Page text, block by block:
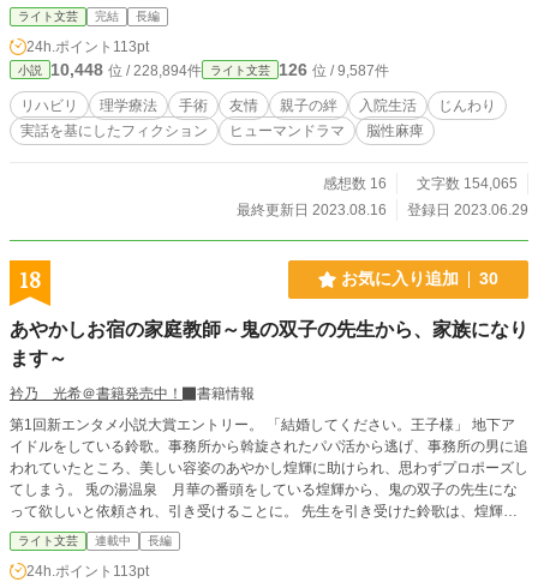
を歩けば見ず知らずの人に不思議な目で見られることもあ
る。 それでもコウキは、日々前向きに生きていた。 「手術
を受けてみない？」 ある日、母の一言がきっかけでコウキ
は【選択的脊髄後根遮断術（SDR）】という手術の存在を知
る。 病院で詳しい話を聞くと、その手術は想像以上に大が
かりで、入院が二カ月以上も必要とのこと。 しかし術後
のリハビリをこなしていけば、今よりも歩行が安定する可能
がなければ基本的に外を出歩けないコウキは、ひとつの希望
として手術を受けることにした。 保育園の時から付き合い
ながら、力強く二本脚で立つ猫のキーホルダーだった。 ひ
とつ葉のクローバーの花言葉は『困難に打ち勝つ』。 コウ
コウキとユナは、いつか自由気ままに二人で町の中を散歩
がえのない友との出会い、親子の絆、少年少女の成長を描い
た、ヒューマンストーリー。 ※この物語は実話を基にしたフ
ィクションです。 登場する一部の人物や施設は実在するも
のをモデルにしていますが、設定や名称等ストーリーの大部
分を脚色しています。 また、物語上で行われる手術「選択
的脊髄後根遮断術（SDR）」を受ける推奨年齢は平均五歳前
後とされております。医師の意見や見解、該当者の年齢、障
害の重さや特徴等によって、検査やリハビリ治療の内容に個
人差があります。 物語に登場する主人公の私生活等は、全
ライト文芸 完結 長編
24h.ポイント 113pt
小説 10,448 位 / 228,894件 ライト文芸 126 位 / 9,587件
リハビリ 理学療法 手術 友情 親子の絆 入院生活
じんわり
実話を基にしたフィクション
ヒューマンドラマ 脳性麻痺
感想数 16
文字数 154,065
最終更新日 2023.08.16
登録日 2023.06.29
18 お気に入り追加 30
あやかしお宿の家庭教師～鬼の双子の先生から、家族になり
ます～
衿乃 光希＠書籍発売中！
書籍情報
第1回新エンタメ小説大賞エントリー。 「結婚してください。王子様」 地下ア
イドルをしている鈴歌。事務所から斡旋されたパパ活から逃げ、事務所の男に追
われていたところ、美しい容姿のあやかし煌輝に助けられ、思わずプロポーズし
てしまう。 兎の湯温泉 月華の番頭をしている煌輝から、鬼の双子の先生にな
って欲しいと依頼され、引き受けることに。 先生を引き受けた鈴歌は、煌輝に
「一緒にお願いします」と条件をつけた。 引き受けた煌輝と二人三脚で双子の
教育をする。 人間とあやかしの〈即席バディ×子育て〉
ライト文芸 連載中 長編
24h.ポイント 113pt